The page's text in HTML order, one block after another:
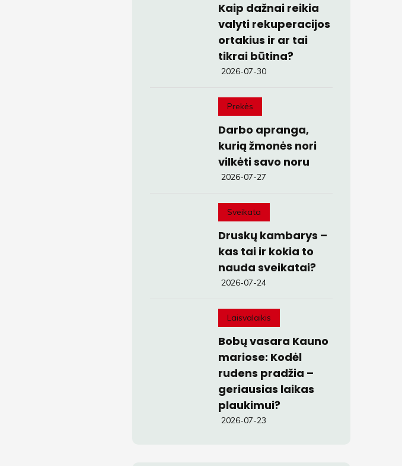
Kaip dažnai reikia
valyti rekuperacijos
ortakius ir ar tai
tikrai būtina?
2026-07-30
Prekės
Darbo apranga,
kurią žmonės nori
vilkėti savo noru
2026-07-27
Sveikata
Druskų kambarys –
kas tai ir kokia to
nauda sveikatai?
2026-07-24
Laisvalaikis
Bobų vasara Kauno
mariose: Kodėl
rudens pradžia –
geriausias laikas
plaukimui?
2026-07-23